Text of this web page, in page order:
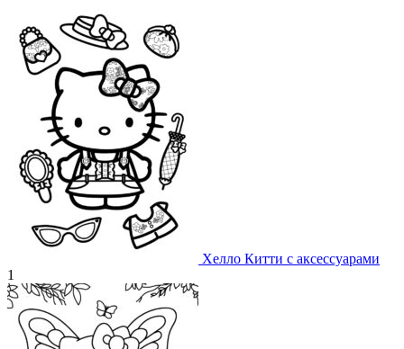
Хелло Китти с аксессуарами
1